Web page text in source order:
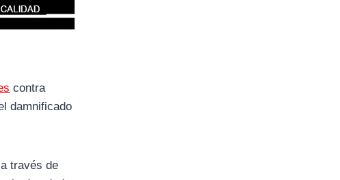
contra
damnificado
través de